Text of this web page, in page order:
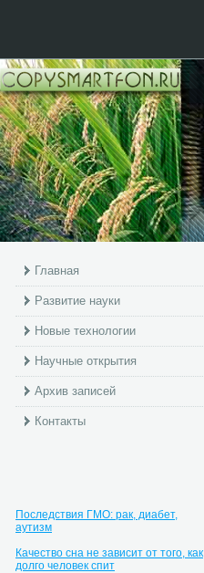
Главная
Развитие науки
Новые технологии
Научные открытия
Архив записей
Контакты
Последствия ГМО: рак, диабет,
аутизм
Качество сна не зависит от того, как
долго человек спит